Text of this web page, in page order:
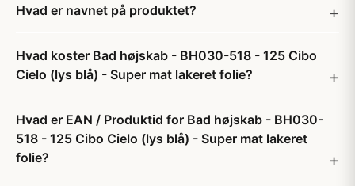
Hvad er navnet på produktet?
Hvad koster Bad højskab - BH030-518 - 125 Cibo
Cielo (lys blå) - Super mat lakeret folie?
Hvad er EAN / Produktid for Bad højskab - BH030-
518 - 125 Cibo Cielo (lys blå) - Super mat lakeret
folie?